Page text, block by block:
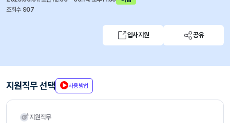
조회수 907
입사지원 공유
지원직무 선택 사용방법
지원직무